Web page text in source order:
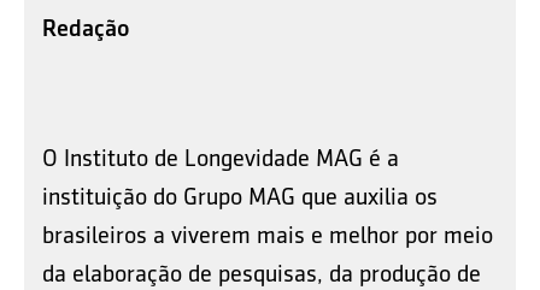
Redação
O Instituto de Longevidade MAG é a
instituição do Grupo MAG que auxilia os
brasileiros a viverem mais e melhor por meio
da elaboração de pesquisas, da produção de